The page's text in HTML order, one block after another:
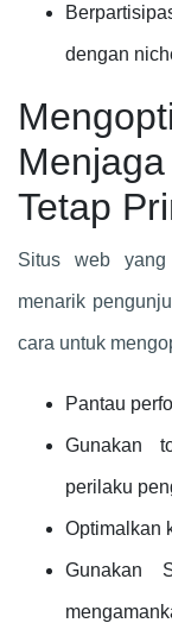
dengan
Tetap
Situs web
menarik
cara untuk
Pantau
Gunakan
perilaku
Optimalkan
Gunakan